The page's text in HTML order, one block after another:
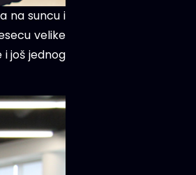
na suncu i
velike
još jednog